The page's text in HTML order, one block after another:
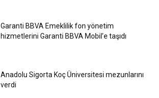
Garanti BBVA Emeklilik fon yönetim
hizmetlerini Garanti BBVA Mobil’e taşıdı
Anadolu Sigorta Koç Üniversitesi mezunlarını
verdi